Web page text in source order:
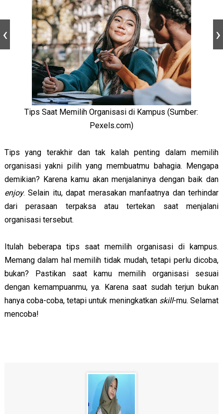
Tips Saat Memilih Organisasi di Kampus (Sumber:
Pexels.com)
Tips yang terakhir dan tak kalah penting dalam memilih
organisasi yakni pilih yang membuatmu bahagia. Mengapa
demikian? Karena kamu akan menjalaninya dengan baik dan
enjoy. Selain itu, dapat merasakan manfaatnya dan terhindar
dari perasaan terpaksa atau tertekan saat menjalani
organisasi tersebut.
Itulah beberapa tips saat memilih organisasi di kampus.
Memang dalam hal memilih tidak mudah, tetapi perlu dicoba,
bukan? Pastikan saat kamu memilih organisasi sesuai
dengan kemampuanmu, ya. Karena saat sudah terjun bukan
hanya coba-coba, tetapi untuk meningkatkan skill-mu. Selamat
mencoba!